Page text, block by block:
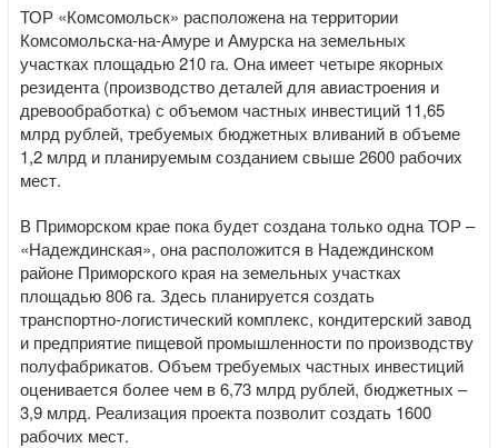
ТОР «Комсомольск» расположена на территории
Комсомольска-на-Амуре и Амурска на земельных
участках площадью 210 га. Она имеет четыре якорных
резидента (производство деталей для авиастроения и
древообработка) с объемом частных инвестиций 11,65
млрд рублей, требуемых бюджетных вливаний в объеме
1,2 млрд и планируемым созданием свыше 2600 рабочих
мест.
В Приморском крае пока будет создана только одна ТОР –
«Надеждинская», она расположится в Надеждинском
районе Приморского края на земельных участках
площадью 806 га. Здесь планируется создать
транспортно-логистический комплекс, кондитерский завод
и предприятие пищевой промышленности по производству
полуфабрикатов. Объем требуемых частных инвестиций
оценивается более чем в 6,73 млрд рублей, бюджетных –
3,9 млрд. Реализация проекта позволит создать 1600
рабочих мест.